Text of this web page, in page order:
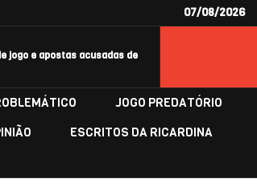
07/08/2026
jogo e apostas acusadas de
JOGO PREDATÓRIO
ESCRITOS DA RICARDINA